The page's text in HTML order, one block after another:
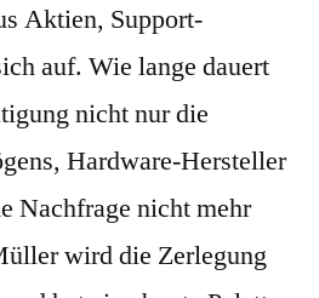
Aktien, Support-
auf. Wie lange dauert
nicht nur die
Hardware-Hersteller
Nachfrage nicht mehr
wird die Zerlegung